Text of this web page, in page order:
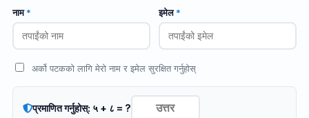
नाम* इमेल*
अर्को पटकको लागि मेरो नाम र इमेल सुरक्षित गर्नुहोस्
प्रमाणित गर्नुहोस्: ५ + ८ = ?